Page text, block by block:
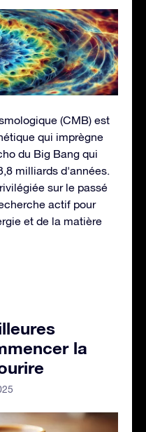
(CMB) est
qui imprègne
du Big Bang qui
milliards d'années.
sur le passé
actif pour
et de la matière
la